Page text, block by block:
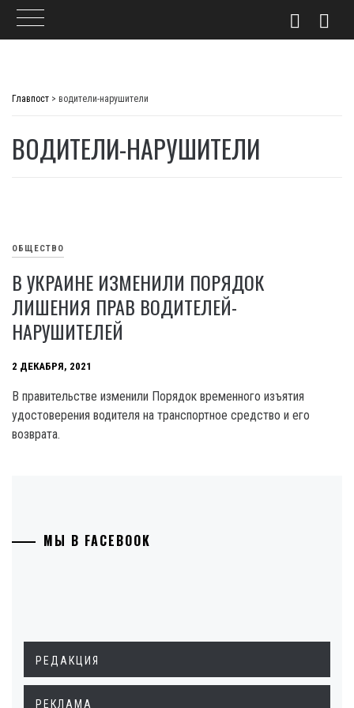
Главпост > водители-нарушители
ВОДИТЕЛИ-НАРУШИТЕЛИ
ОБЩЕСТВО
В УКРАИНЕ ИЗМЕНИЛИ ПОРЯДОК
ЛИШЕНИЯ ПРАВ ВОДИТЕЛЕЙ-
НАРУШИТЕЛЕЙ
2 ДЕКАБРЯ, 2021
В правительстве изменили Порядок временного изъятия
удостоверения водителя на транспортное средство и его
возврата.
МЫ В FACEBOOK
РЕДАКЦИЯ
РЕКЛАМА